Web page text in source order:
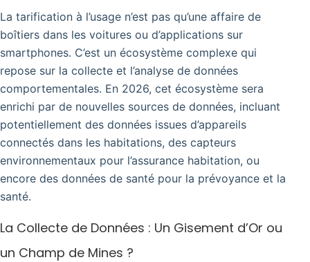
La tarification à l’usage n’est pas qu’une affaire de
boîtiers dans les voitures ou d’applications sur
smartphones. C’est un écosystème complexe qui
repose sur la collecte et l’analyse de données
comportementales. En 2026, cet écosystème sera
enrichi par de nouvelles sources de données, incluant
potentiellement des données issues d’appareils
connectés dans les habitations, des capteurs
environnementaux pour l’assurance habitation, ou
encore des données de santé pour la prévoyance et la
santé.
La Collecte de Données : Un Gisement d’Or ou
un Champ de Mines ?